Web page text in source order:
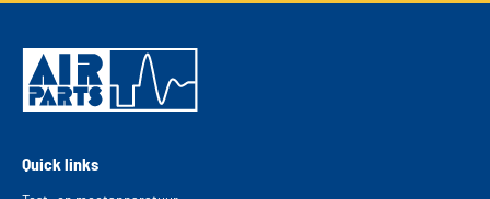
Quick links